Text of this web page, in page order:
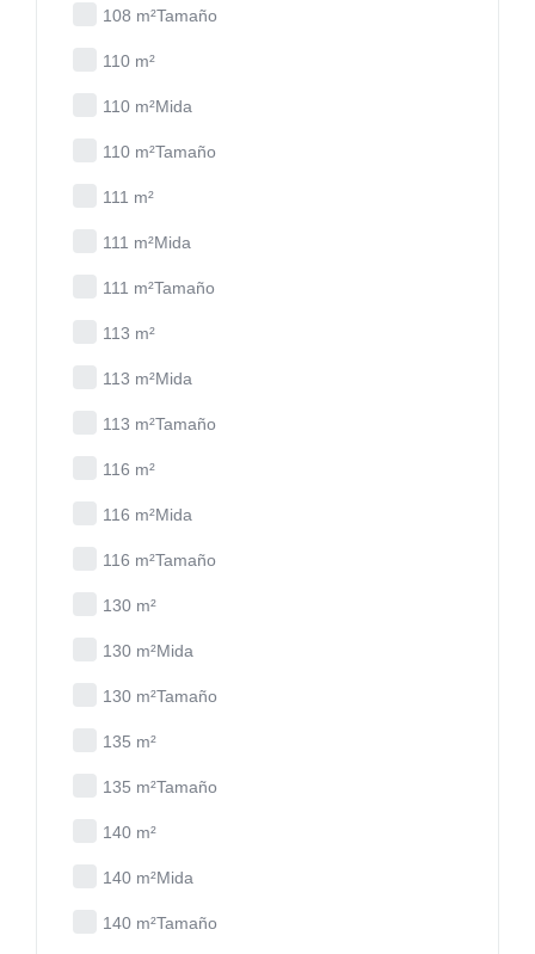
108 m²Tamaño
110 m²
110 m²Mida
110 m²Tamaño
111 m²
111 m²Mida
111 m²Tamaño
113 m²
113 m²Mida
113 m²Tamaño
116 m²
116 m²Mida
116 m²Tamaño
130 m²
130 m²Mida
130 m²Tamaño
135 m²
135 m²Tamaño
140 m²
140 m²Mida
140 m²Tamaño